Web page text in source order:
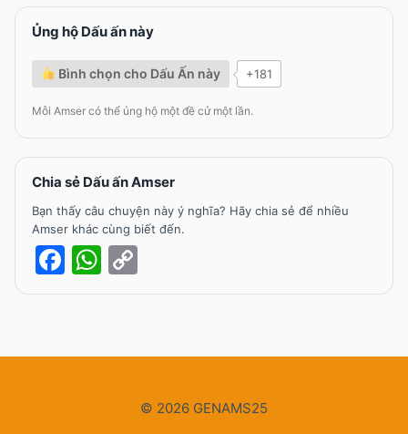
Ủng hộ Dấu ấn này
Bình chọn cho Dấu Ấn này +181
Mỗi Amser có thể ủng hộ một đề cử một lần.
Chia sẻ Dấu ấn Amser
Bạn thấy câu chuyện này ý nghĩa? Hãy chia sẻ để nhiều
Amser khác cùng biết đến.
Facebook
WhatsApp
Link
© 2026 GENAMS25